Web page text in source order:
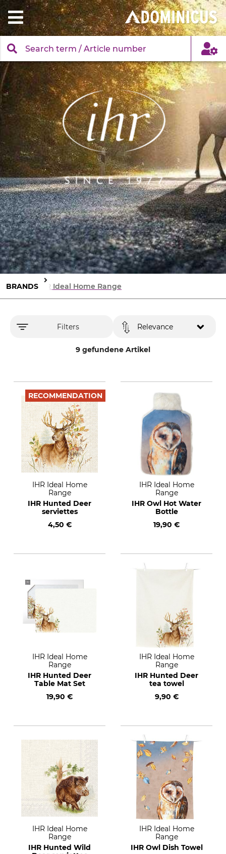
BRANDS IHR Ideal Home Range
Filters
9 gefundene Artikel
Relevance
RECOMMENDATION
IHR Ideal Home
Range
IHR Hunted Deer
serviettes
4,50 €
IHR Ideal Home
Range
IHR Owl Hot Water
Bottle
19,90 €
IHR Ideal Home
Range
IHR Hunted Deer
Table Mat Set
19,90 €
IHR Ideal Home
Range
IHR Hunted Deer
tea towel
9,90 €
IHR Ideal Home
Range
IHR Hunted Wild
IHR Ideal Home
Range
IHR Owl Dish Towel